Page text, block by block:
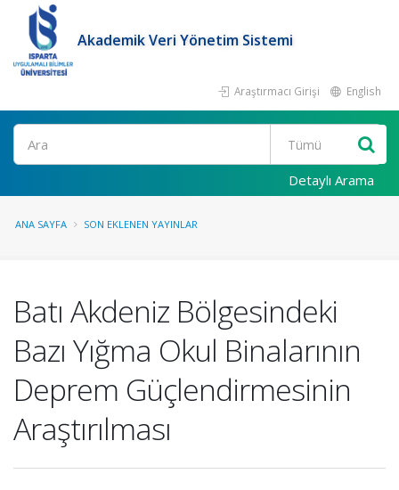
Akademik Veri Yönetim Sistemi
Araştırmacı Girişi English
Ara
Detaylı Arama
ANA SAYFA SON EKLENEN YAYINLAR
Batı Akdeniz Bölgesindeki
Bazı Yığma Okul Binalarının
Deprem Güçlendirmesinin
Araştırılması